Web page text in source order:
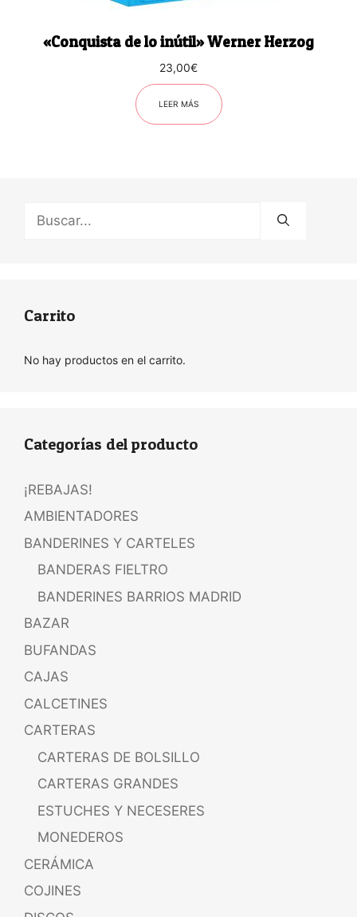
«Conquista de lo inútil» Werner Herzog
23,00€
LEER MÁS
Carrito
No hay productos en el carrito.
Categorías del producto
¡REBAJAS!
AMBIENTADORES
BANDERINES Y CARTELES
BANDERAS FIELTRO
BANDERINES BARRIOS MADRID
BAZAR
BUFANDAS
CAJAS
CALCETINES
CARTERAS
CARTERAS DE BOLSILLO
CARTERAS GRANDES
ESTUCHES Y NECESERES
MONEDEROS
CERÁMICA
COJINES